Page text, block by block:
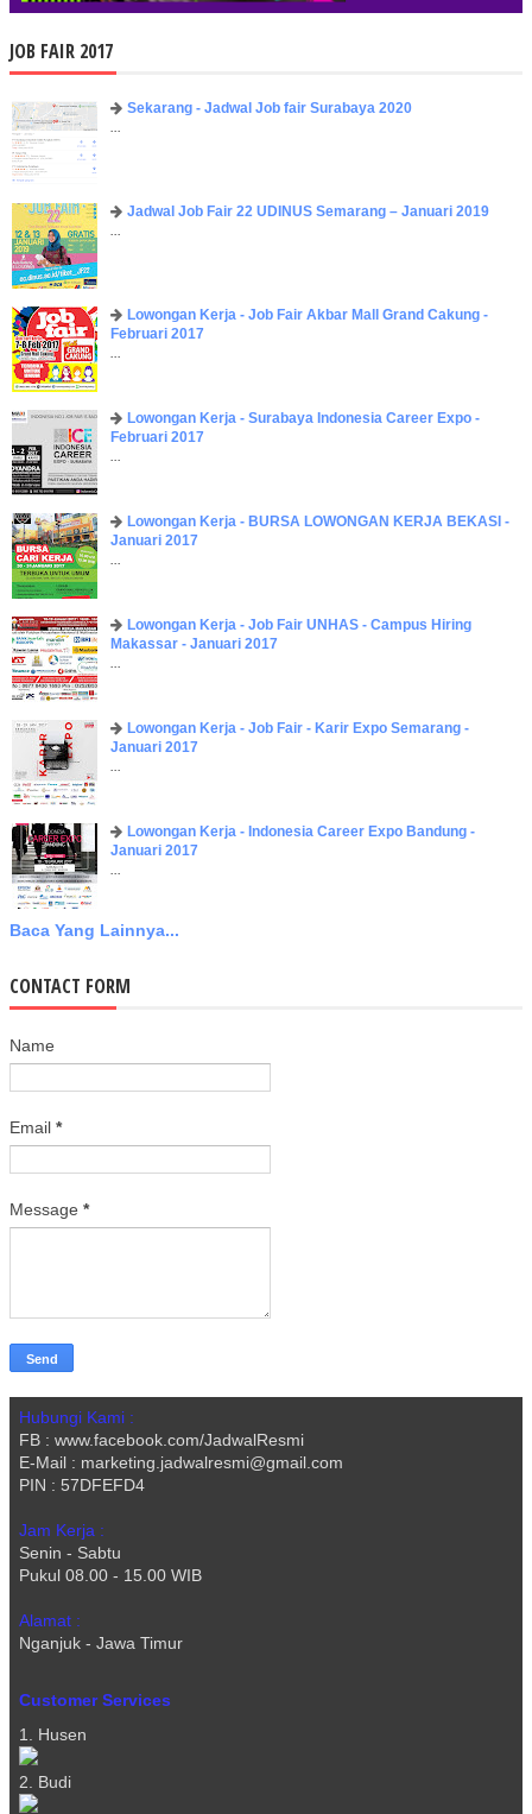
JOB FAIR 2017
Sekarang - Jadwal Job fair Surabaya 2020
Jadwal Job Fair 22 UDINUS Semarang – Januari 2019
Lowongan Kerja - Job Fair ​Akbar ​Mall Grand Cakung -
Februari 2017
Lowongan Kerja - Surabaya Indonesia Career Expo -
Februari 2017
Lowongan Kerja - BURSA LOWONGAN KERJA BEKASI -
Januari 2017
Lowongan Kerja - Job Fair UNHAS - Campus Hiring
Makassar - Januari 2017
Lowongan Kerja - Job Fair - Karir Expo Semarang -
Januari 2017
Lowongan Kerja - Indonesia Career Expo Bandung -
Januari 2017
Baca Yang Lainnya...
CONTACT FORM
Name
Email *
Message *
Hubungi Kami :
FB : www.facebook.com/JadwalResmi
E-Mail : marketing.jadwalresmi@gmail.com
PIN : 57DFEFD4
Jam Kerja :
Senin - Sabtu
Pukul 08.00 - 15.00 WIB
Alamat :
Nganjuk - Jawa Timur
Customer Services
1. Husen
2. Budi